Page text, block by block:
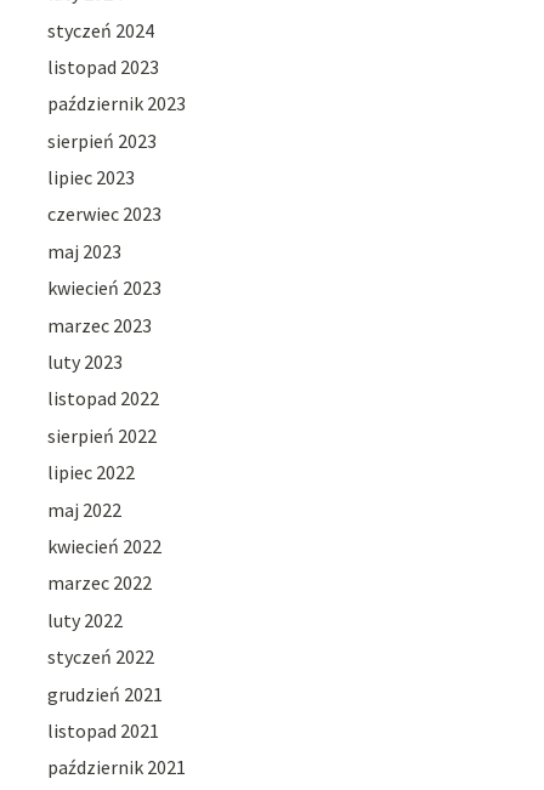
styczeń 2024
listopad 2023
październik 2023
sierpień 2023
lipiec 2023
czerwiec 2023
maj 2023
kwiecień 2023
marzec 2023
luty 2023
listopad 2022
sierpień 2022
lipiec 2022
maj 2022
kwiecień 2022
marzec 2022
luty 2022
styczeń 2022
grudzień 2021
listopad 2021
październik 2021